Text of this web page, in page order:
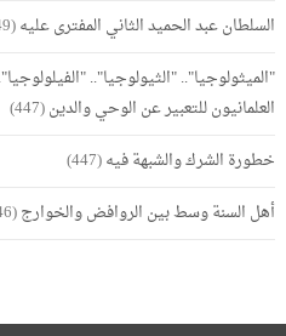
السلطان عبد الحميد الثاني المفترى عليه(449)
"الميثولوجيا".. "الثيولوجيا"..
العلمانيون للتعبير عن الوحي والدين(447)
خطورة الشرك والشبهة فيه(447)
أهل السنة وسط بين الروافض والخوارج(446)